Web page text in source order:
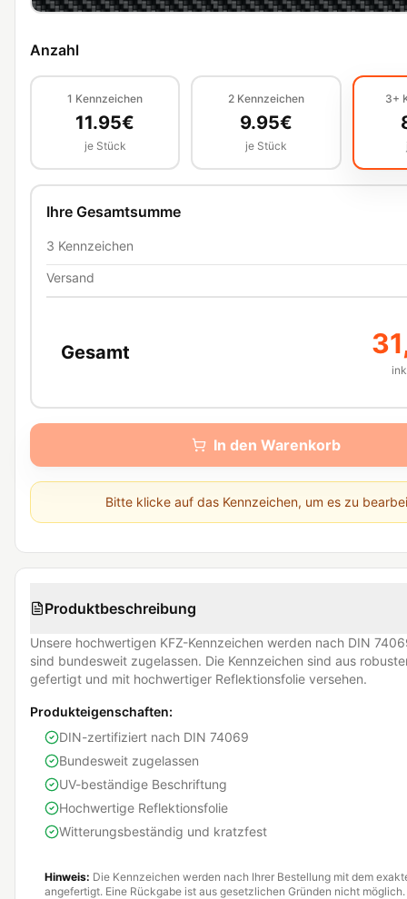
Anzahl
1 Kennzeichen
11.95€
je Stück
2 Kennzeichen
9.95€
je Stück
3+
Ihre Gesamtsumme
3 Kennzeichen
Versand
Gesamt
In den Warenkorb
Bitte klicke auf das Kennzeichen, um es zu
Produktbeschreibung
Unsere hochwertigen KFZ-Kennzeichen werden nach DIN
sind bundesweit zugelassen. Die Kennzeichen sind aus
gefertigt und mit hochwertiger Reflektionsfolie versehen.
Produkteigenschaften:
DIN-zertifiziert nach DIN 74069
Bundesweit zugelassen
UV-beständige Beschriftung
Hochwertige Reflektionsfolie
Witterungsbeständig und kratzfest
Hinweis: Die Kennzeichen werden nach Ihrer Bestellung mit dem
angefertigt. Eine Rückgabe ist aus gesetzlichen Gründen nicht möglich.